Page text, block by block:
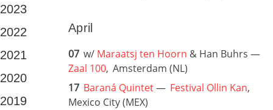
2023
2022
2021
2020
2019
April
07 w/ Maraatsj ten Hoorn & Han Buhrs —
Zaal 100, Amsterdam (NL)
17 Baraná Quintet— Festival Ollin Kan,
Mexico City (MEX)